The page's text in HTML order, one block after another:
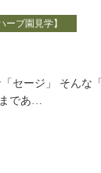
ーブ園見学】
セージ」 そんな
であ…